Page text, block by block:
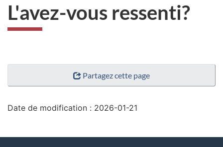
L'avez-vous ressenti?
"Détails
page"
Partagez cette page
Date de modification : 2026-01-21